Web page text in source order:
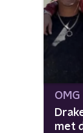
OMG
met